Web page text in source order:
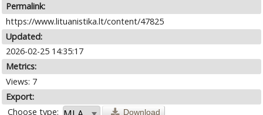
Permalink:
https://www.lituanistika.lt/content/47825
Updated:
2026-02-25 14:35:17
Metrics:
Views: 7
Export:
Choose type:
Download